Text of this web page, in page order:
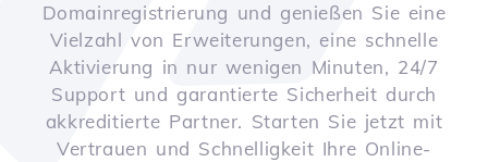
Domainregistrierung und genießen Sie eine
Vielzahl von Erweiterungen, eine schnelle
Aktivierung in nur wenigen Minuten, 24/7
Support und garantierte Sicherheit durch
akkreditierte Partner. Starten Sie jetzt mit
Vertrauen und Schnelligkeit Ihre Online-